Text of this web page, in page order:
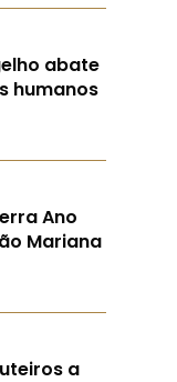
abate
humanos
Ano
Mariana
a